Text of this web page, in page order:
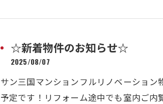
☆新着物件のお知らせ☆
2025/08/07
サン三国マンションフルリノベーショ
予定です！リフォーム途中でも室内ご